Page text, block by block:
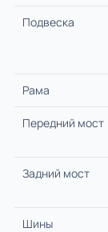
Подвеска
Рама
Передний мост
Задний мост
Шины